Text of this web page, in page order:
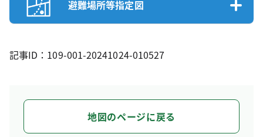
避難場所等指定図
記事ID：109-001-20241024-010527
地図のページに戻る